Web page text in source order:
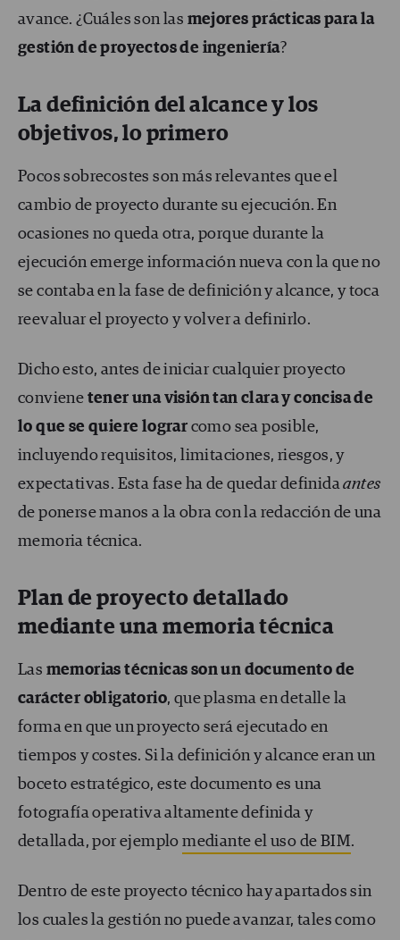
avance. ¿Cuáles son las mejores prácticas para la
gestión de proyectos de ingeniería?
La definición del alcance y los
objetivos, lo primero
Pocos sobrecostes son más relevantes que el
cambio de proyecto durante su ejecución. En
ocasiones no queda otra, porque durante la
ejecución emerge información nueva con la que no
se contaba en la fase de definición y alcance, y toca
reevaluar el proyecto y volver a definirlo.
Dicho esto, antes de iniciar cualquier proyecto
conviene tener una visión tan clara y concisa de
lo que se quiere lograr como sea posible,
incluyendo requisitos, limitaciones, riesgos, y
expectativas. Esta fase ha de quedar definidaantes
de ponerse manos a la obra con la redacción de una
memoria técnica.
Plan de proyecto detallado
mediante una memoria técnica
Las memorias técnicas son un documento de
carácter obligatorio, que plasma en detalle la
forma en que un proyecto será ejecutado en
tiempos y costes. Si la definición y alcance eran un
boceto estratégico, este documento es una
fotografía operativa altamente definida y
detallada, por ejemplomediante el uso de BIM.
Dentro de este proyecto técnico hay apartados sin
los cuales la gestión no puede avanzar, tales como